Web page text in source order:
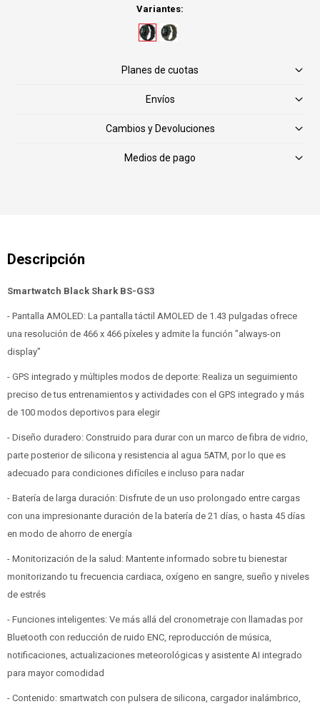
Variantes:
Planes de cuotas
Envíos
Cambios y Devoluciones
Medios de pago
Smartwatch Black Shark BS-GS3
- Pantalla AMOLED: La pantalla táctil AMOLED de 1.43 pulgadas ofrece
una resolución de 466 x 466 píxeles y admite la función "always-on
display"
- GPS integrado y múltiples modos de deporte: Realiza un seguimiento
preciso de tus entrenamientos y actividades con el GPS integrado y más
de 100 modos deportivos para elegir
- Diseño duradero: Construido para durar con un marco de fibra de vidrio,
parte posterior de silicona y resistencia al agua 5ATM, por lo que es
adecuado para condiciones difíciles e incluso para nadar
- Batería de larga duración: Disfrute de un uso prolongado entre cargas
con una impresionante duración de la batería de 21 días, o hasta 45 días
en modo de ahorro de energía
- Monitorización de la salud: Mantente informado sobre tu bienestar
monitorizando tu frecuencia cardiaca, oxígeno en sangre, sueño y niveles
de estrés
- Funciones inteligentes: Ve más allá del cronometraje con llamadas por
Bluetooth con reducción de ruido ENC, reproducción de música,
notificaciones, actualizaciones meteorológicas y asistente AI integrado
para mayor comodidad
- Contenido: smartwatch con pulsera de silicona, cargador inalámbrico,